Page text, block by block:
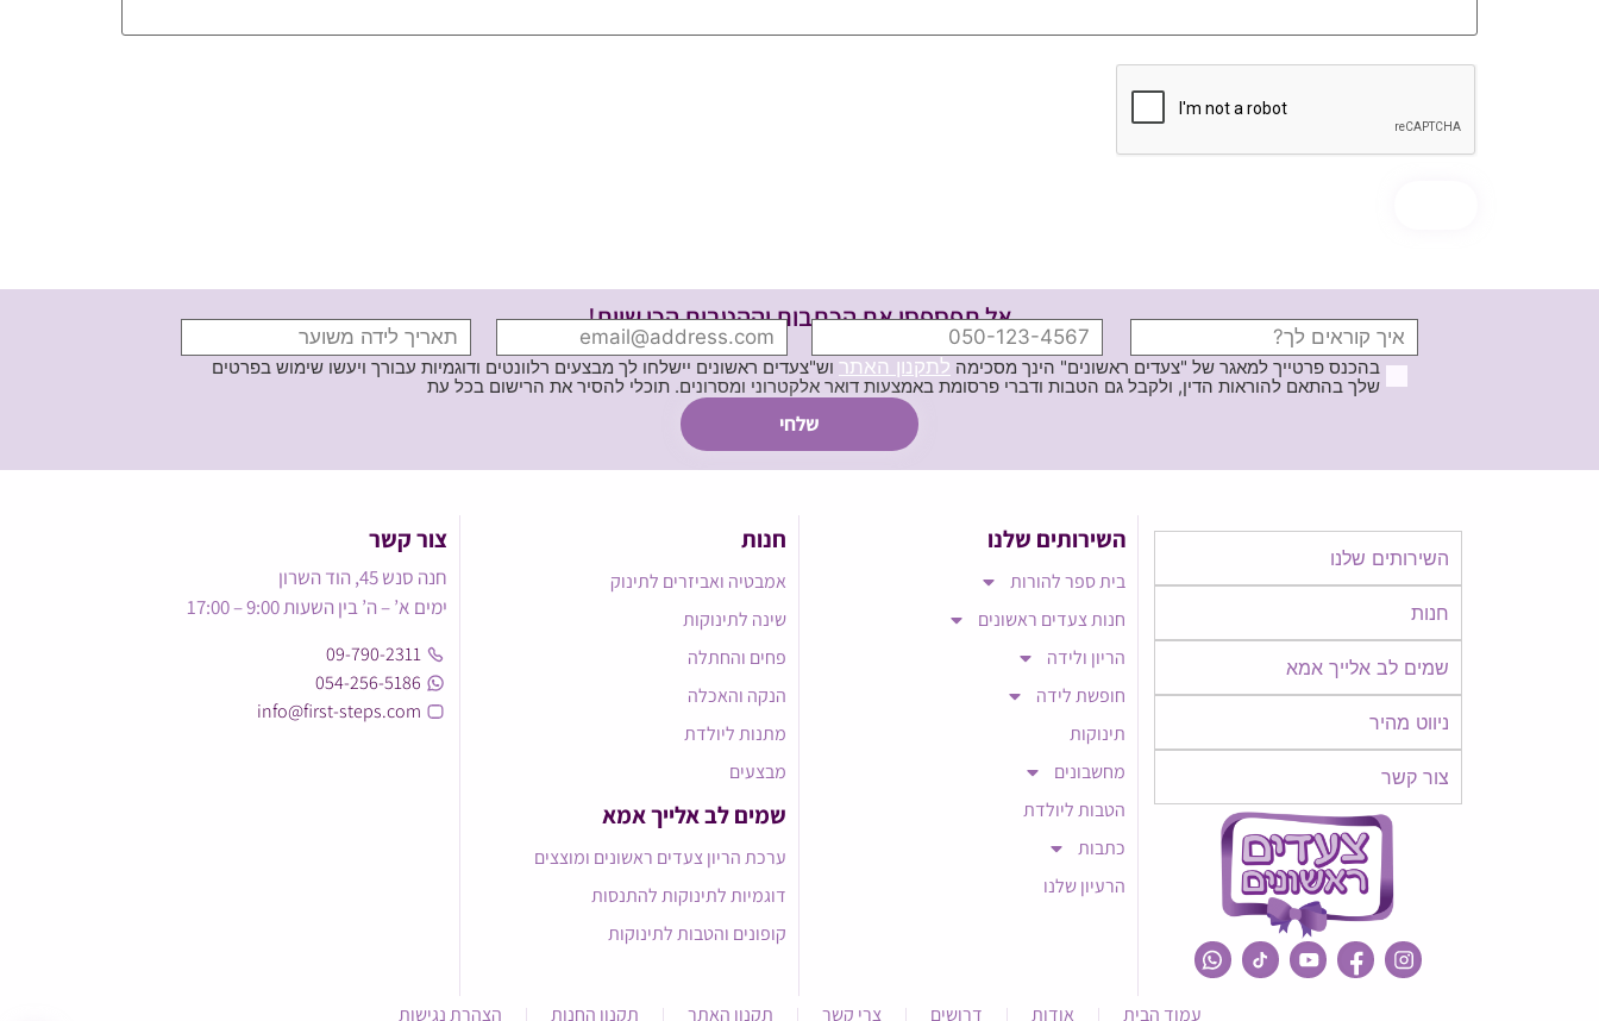
אל תפספסי את הכתבות וההטבות הכי שוות!
בהכנס פרטייך למאגר של "צעדים ראשונים" הינך מסכימה לתקנון האתר וש"צעדים ראשונים יישלחו לך מבצעים רלוונטים ודוגמיות עבורך ויעשו שימוש בפרטים
שלך בהתאם להוראות הדין, ולקבל גם הטבות ודברי פרסומת באמצעות דואר אלקטרוני ומסרונים. תוכלי להסיר את הרישום בכל עת
השירותים שלנו
חנות
שמים לב אלייך אמא​​
ניווט מהיר
צור קשר
השירותים שלנו
בית ספר להורות
חנות צעדים ראשונים
הריון ולידה
חופשת לידה
תינוקות
מחשבונים
הטבות ליולדת
כתבות
הרעיון שלנו
חנות
אמבטיה ואביזרים לתינוק
שינה לתינוקות
פחים והחתלה
הנקה והאכלה
מתנות ליולדת
מבצעים
שמים לב אלייך אמא​
ערכת הריון צעדים ראשונים ומוצצים
דוגמיות לתינוקות להתנסות
קופונים והטבות לתינוקות
צור קשר
חנה סנש 45, הוד השרון
ימים א’ – ה’ בין השעות 9:00 – 17:00
09-790-2311
054-256-5186
info@first-steps.com
עמוד הבית אודות דרושים צרי קשר תקנון האתר תקנון החנות הצהרת נגישות